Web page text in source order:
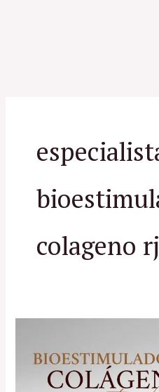
colageno rj
Colágeno
Injetável